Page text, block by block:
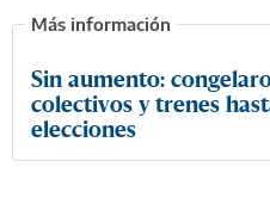
Sin aumento:
colectivos y trenes
elecciones